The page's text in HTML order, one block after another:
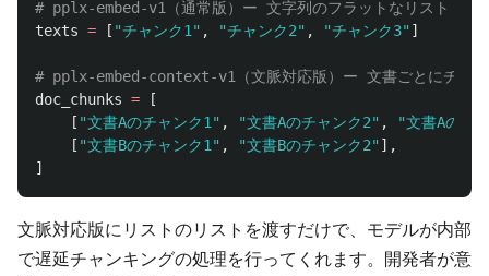
texts = [ "チャンク1" , "チャンク2" , "チャンク3" ]
doc_chunks =
[
[ "文書Aのチャンク1" , "文書Aのチャンク2" , "文書Aのチ
[ "文書Bのチャンク1" , "文書Bのチャンク2" ],
]
文脈対応版にリストのリストを渡すだけで、モデルが内部
で遅延チャンキングの処理を行ってくれます。開発者が意